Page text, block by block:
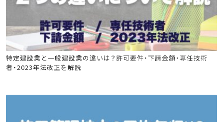
造園施工管理技士 建築施工管理技士 土木施工管理技士
電気工事施工管理技士 管工事施工管理技士
特定建設業と一般建設業の違いは？許可要件・下請金額・専任技術
者・2023年法改正を解説